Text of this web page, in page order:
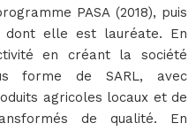
PASA (2018), puis
dont elle est lauréate. En
en créant la société
forme de SARL, avec
agricoles locaux et de
de qualité. En